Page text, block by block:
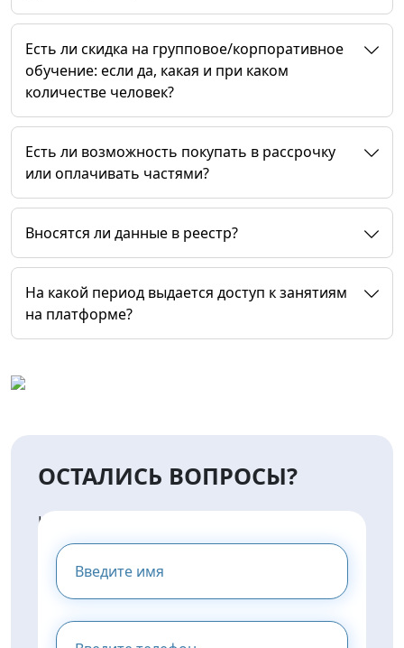
Есть ли скидка на групповое/корпоративное
обучение: если да, какая и при каком
количестве человек?
Есть ли возможность покупать в рассрочку
или оплачивать частями?
Вносятся ли данные в реестр?
На какой период выдается доступ к занятиям
на платформе?
ОСТАЛИСЬ ВОПРОСЫ?
НАПИШИТЕ НАМ И МЫ
ПРЕДОСТАВИМ ВАМ
КОНСУЛЬТАЦИЮ